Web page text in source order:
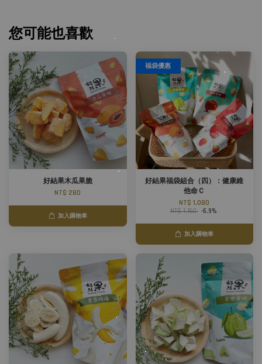
您可能也喜歡
好結果木瓜果脆
NT$ 280
加入購物車
福袋優惠
好結果福袋組合（四）：健康維
他命Ｃ
NT$ 1,080
NT$ 1,160 -6.9%
加入購物車